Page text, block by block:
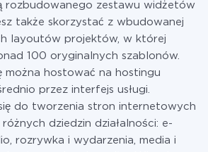
rozbudowanego zestawu widżetów
także skorzystać z wbudowanej
layoutów projektów, w której
100 oryginalnych szablonów.
można hostować na hostingu
przez interfejs usługi.
do tworzenia stron internetowych
dziedzin działalności: e-
rozrywka i wydarzenia, media i